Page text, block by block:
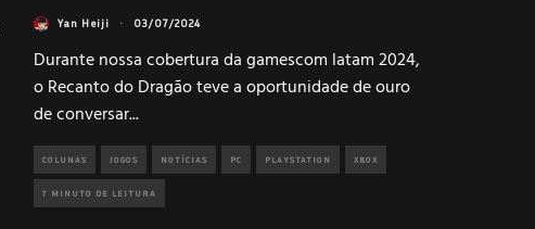
Yan Heiji · 03/07/2024
Durante nossa cobertura da gamescom latam 2024,
o Recanto do Dragão teve a oportunidade de ouro
de conversar...
COLUNAS JOGOS NOTÍCIAS PC PLAYSTATION XBOX
7 MINUTO DE LEITURA